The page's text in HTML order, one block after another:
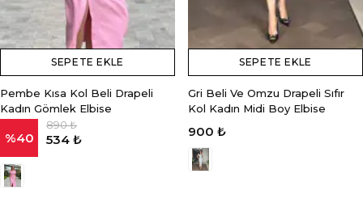
SEPETE EKLE
Pembe Kısa Kol Beli Drapeli
Kadın Gömlek Elbise
%40
890 ₺
534 ₺
SEPETE EKLE
Gri Beli Ve Omzu Drapeli Sıfır
Kol Kadın Midi Boy Elbise
900 ₺